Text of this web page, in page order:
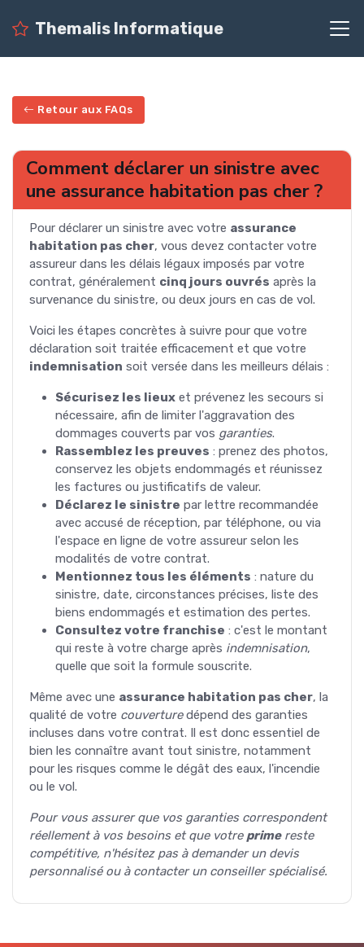
Themalis Informatique
Retour aux FAQs
Comment déclarer un sinistre avec
une assurance habitation pas cher ?
Pour déclarer un sinistre avec votre assurance
habitation pas cher, vous devez contacter votre
assureur dans les délais légaux imposés par votre
contrat, généralement cinq jours ouvrés après la
survenance du sinistre, ou deux jours en cas de vol.
Voici les étapes concrètes à suivre pour que votre
déclaration soit traitée efficacement et que votre
indemnisation soit versée dans les meilleurs délais :
Sécurisez les lieux et prévenez les secours si
nécessaire, afin de limiter l'aggravation des
dommages couverts par vos garanties.
Rassemblez les preuves : prenez des photos,
conservez les objets endommagés et réunissez
les factures ou justificatifs de valeur.
Déclarez le sinistre par lettre recommandée
avec accusé de réception, par téléphone, ou via
l'espace en ligne de votre assureur selon les
modalités de votre contrat.
Mentionnez tous les éléments : nature du
sinistre, date, circonstances précises, liste des
biens endommagés et estimation des pertes.
Consultez votre franchise : c'est le montant
qui reste à votre charge après indemnisation,
quelle que soit la formule souscrite.
Même avec une assurance habitation pas cher, la
qualité de votre couverturedépend des garanties
incluses dans votre contrat. Il est donc essentiel de
bien les connaître avant tout sinistre, notamment
pour les risques comme le dégât des eaux, l'incendie
ou le vol.
Pour vous assurer que vos garanties correspondent
réellement à vos besoins et que votre primereste
compétitive, n'hésitez pas à demander un devis
personnalisé ou à contacter un conseiller spécialisé.